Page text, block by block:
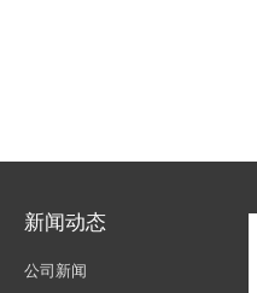
新闻动态
公司新闻